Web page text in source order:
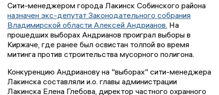
Сити-менеджером города Лакинск Собинского района
назначен экс-депутат Законодательного собрания
Владимирской области Алексей Андрианов. На
прошедших выборах Андрианов проиграл выборы в
Киржаче, где ранее был освистан толпой во время
митинга против строительства мусорного полигона.
Конкуренцию Андрианову на "выборах" сити-менеджера
Лакинска составляли и.о. главы администрации
Лакинска Елена Глебова, директор частного охранного